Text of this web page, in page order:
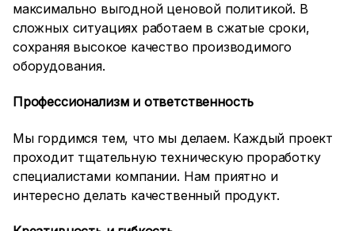
максимально выгодной ценовой политикой. В
сложных ситуациях работаем в сжатые сроки,
сохраняя высокое качество производимого
оборудования.
Профессионализм и ответственность
Мы гордимся тем, что мы делаем. Каждый проект
проходит тщательную техническую проработку
специалистами компании. Нам приятно и
интересно делать качественный продукт.